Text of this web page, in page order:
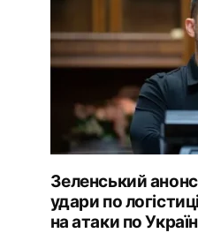
Зеленський
удари по
на атаки по